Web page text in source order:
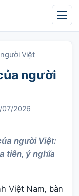
Việt
người
07/2026
người Việt:
tiên, ý nghĩa
Việt Nam, bàn